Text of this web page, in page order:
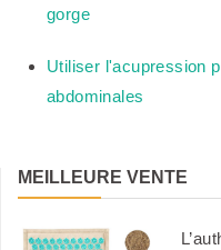
gorge
Utiliser l'acupression
abdominales
MEILLEURE VENTE